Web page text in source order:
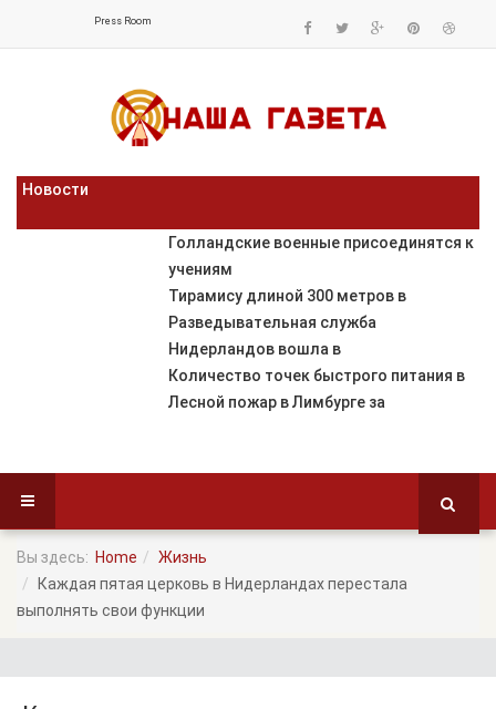
Press Room
Новости
Голландские военные присоединятся к
учениям
Тирамису длиной 300 метров в
Разведывательная служба
Нидерландов вошла в
Количество точек быстрого питания в
Лесной пожар в Лимбурге за
Вы здесь: Home
Жизнь
Каждая пятая церковь в Нидерландах перестала
выполнять свои функции